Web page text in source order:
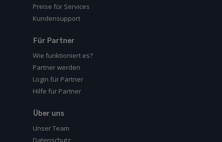
Preise für Services
Kundensupport
Für Partner
Wie funktioniert es?
Partner werden
Login für Partner
Hilfe für Partner
Über uns
Unser Team
Datenschutz